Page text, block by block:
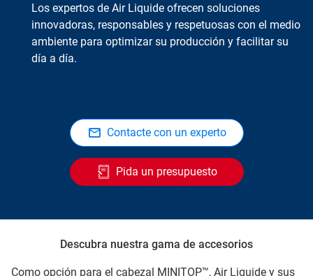
Los expertos de Air Liquide ofrecen soluciones
innovadoras, responsables y respetuosas con el medio
ambiente para optimizar su producción y facilitar su
día a día.
Contacte con un experto
Pida un presupuesto
Descubra nuestra gama de accesorios
Como opción para el cabezal MINITOP™, Air Liquide y sus